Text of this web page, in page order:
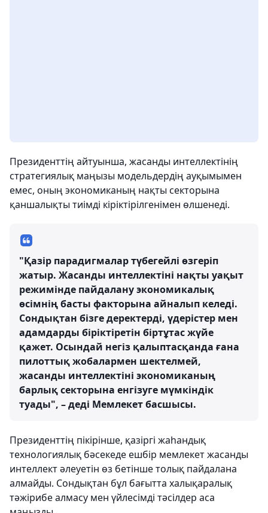
Президенттің айтуынша, жасанды интеллектінің
стратегиялық маңызы модельдердің ауқымымен
емес, оның экономиканың нақты секторына
қаншалықты тиімді кіріктірілгенімен өлшенеді.
"Қазір парадигмалар түбегейлі өзгеріп
жатыр. Жасанды интеллектіні нақты уақыт
режимінде пайдалану экономикалық
өсімнің басты факторына айналып келеді.
Сондықтан бізге деректерді, үдерістер мен
адамдарды біріктіретін біртұтас жүйе
қажет. Осындай негіз қалыптасқанда ғана
пилоттық жобалармен шектелмей,
жасанды интеллектіні экономиканың
барлық секторына енгізуге мүмкіндік
туады", – деді Мемлекет басшысы.
Президенттің пікірінше, қазіргі жаһандық
технологиялық бәсекеде ешбір мемлекет жасанды
интеллект әлеуетін өз бетінше толық пайдалана
алмайды. Сондықтан бұл бағытта халықаралық
тәжірибе алмасу мен үйлесімді тәсілдер аса